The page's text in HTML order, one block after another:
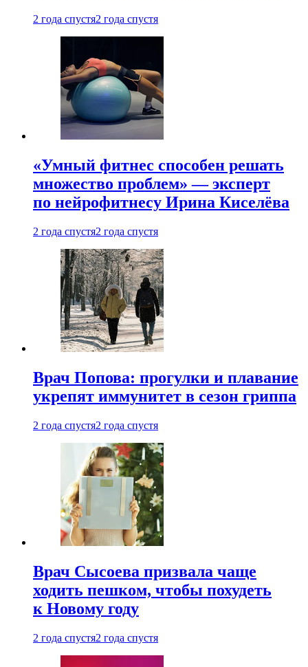
2 года спустя2 года спустя
«Умный фитнес способен решать
множество проблем» — эксперт
по нейрофитнесу Ирина Киселёва
2 года спустя2 года спустя
Врач Попова: прогулки и плавание
укрепят иммунитет в сезон гриппа
2 года спустя2 года спустя
Врач Сысоева призвала чаще
ходить пешком, чтобы похудеть
к Новому году
2 года спустя2 года спустя